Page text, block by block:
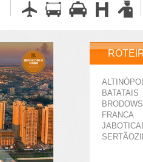
BATATAIS
FRANCA